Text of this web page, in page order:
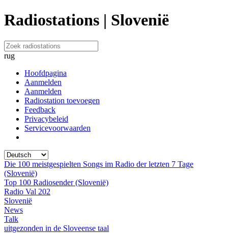
Radiostations | Slovenië
rug
Hoofdpagina
Aanmelden
Aanmelden
Radiostation toevoegen
Feedback
Privacybeleid
Servicevoorwaarden
Die 100 meistgespielten Songs im Radio der letzten 7 Tage
(Slovenië)
Top 100 Radiosender (Slovenië)
Radio Val 202
Slovenië
News
Talk
uitgezonden in de Sloveense taal